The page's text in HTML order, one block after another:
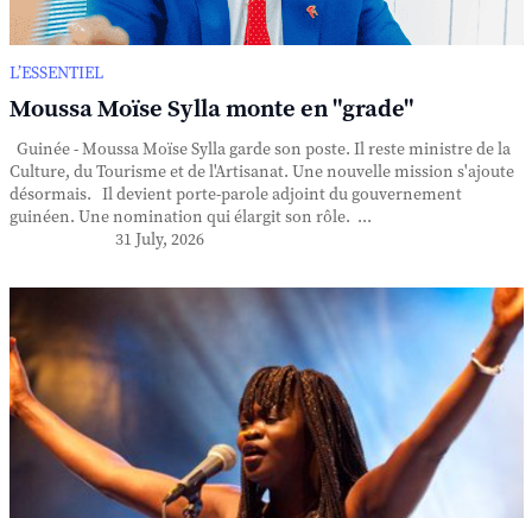
L’ESSENTIEL
Moussa Moïse Sylla monte en "grade"
Guinée - Moussa Moïse Sylla garde son poste. Il reste ministre de la
Culture, du Tourisme et de l'Artisanat. Une nouvelle mission s'ajoute
désormais. Il devient porte-parole adjoint du gouvernement
guinéen. Une nomination qui élargit son rôle. ...
31 July, 2026